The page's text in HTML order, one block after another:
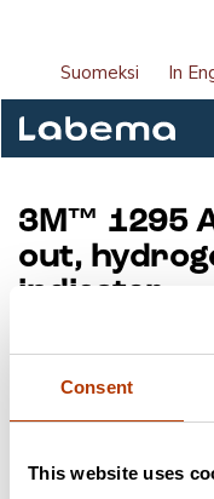
Consent
This website uses
Suomeksi In
3M™ 1295
out,
indicator
Tiekėjas:Solventum